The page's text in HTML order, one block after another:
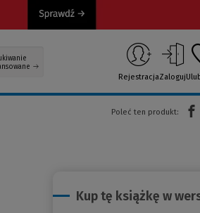
RejestracjaZaloguj
Poleć ten produkt:
Kup tę książkę w